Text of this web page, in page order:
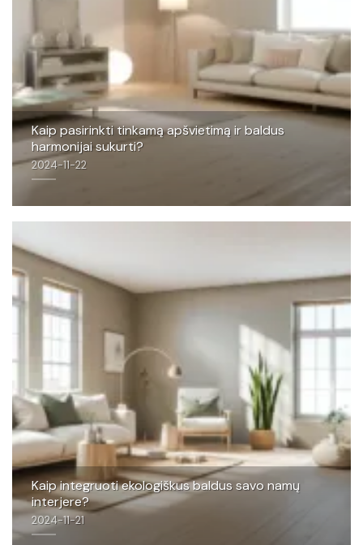
Kaip pasirinkti tinkamą apšvietimą ir baldus
harmonijai sukurti?
2024-11-22
Kaip integruoti ekologiškus baldus savo namų
interjere?
2024-11-21